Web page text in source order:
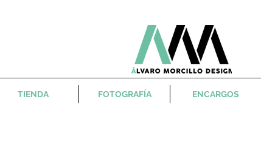
TIENDA FOTOGRAFÍA ENCARGOS